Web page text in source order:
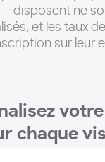
disposent ne
et les taux
sur leur
chaque